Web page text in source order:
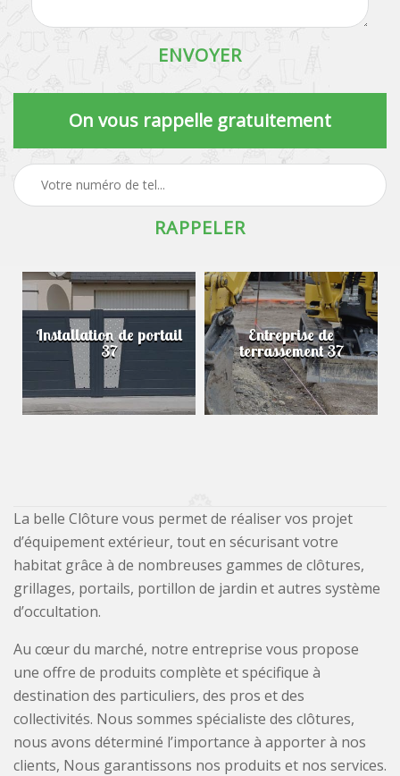
On vous rappelle gratuitement
Installation de portail
37
Entreprise de
terrassement 37
La belle Clôture vous permet de réaliser vos projet
d’équipement extérieur, tout en sécurisant votre
habitat grâce à de nombreuses gammes de clôtures,
grillages, portails, portillon de jardin et autres système
d’occultation.
Au cœur du marché, notre entreprise vous propose
une offre de produits complète et spécifique à
destination des particuliers, des pros et des
collectivités. Nous sommes spécialiste des clôtures,
nous avons déterminé l’importance à apporter à nos
clients, Nous garantissons nos produits et nos services.